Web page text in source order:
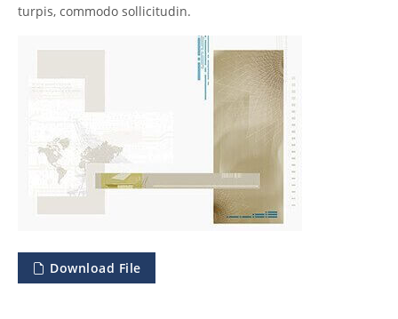
turpis, commodo sollicitudin.
Download File